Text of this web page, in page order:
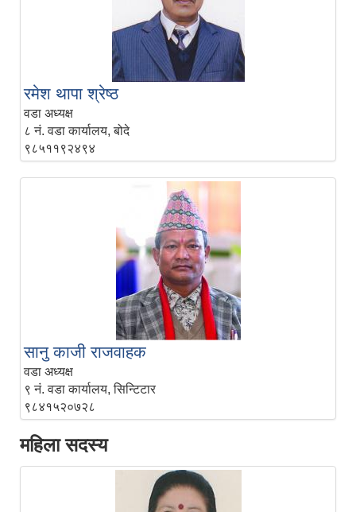
रमेश थापा श्रेष्ठ
वडा अध्यक्ष
८ नं. वडा कार्यालय, बोदे
९८५११९२४९४
सानु काजी राजवाहक
वडा अध्यक्ष
९ नं. वडा कार्यालय, सिन्टिटार
९८४१५२०७२८
महिला सदस्य